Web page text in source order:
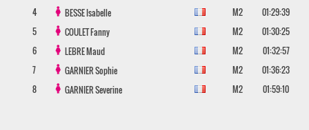
4
BESSEIsabelle M2
01:29:39
5
COULETFanny M2
01:30:25
6
LEBREMaud M2
01:32:57
7
GARNIERSophie M2
01:36:23
8
GARNIERSeverine M2 01:59:10